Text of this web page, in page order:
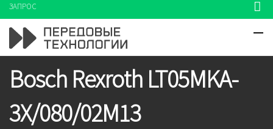
ЗАПРОС
Bosch Rexroth LT05MKA-
3X/080/02M13